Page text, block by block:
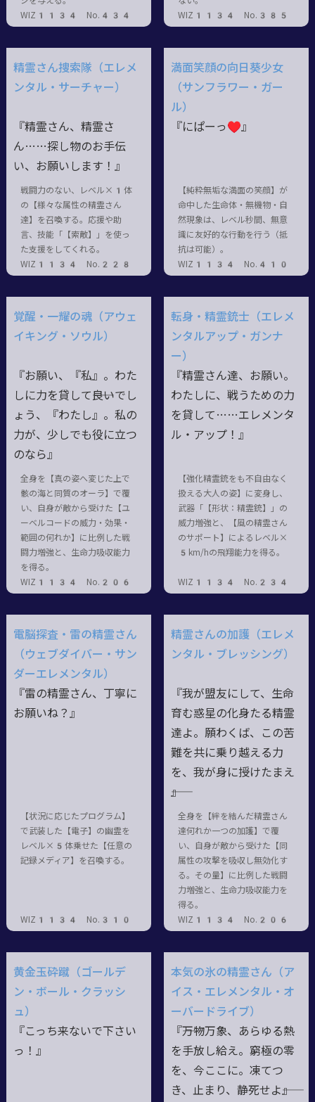
WIZ1134 No.434
WIZ1134 No.385
精霊さん捜索隊（エレメ
ンタル・サーチャー）
『精霊さん、精霊さ
ん……探し物のお手伝
い、お願いします！』
戦闘力のない、レベル×1体
の【様々な属性の精霊さん
達】を召喚する。応援や助
言、技能「【索敵】」を使っ
た支援をしてくれる。
WIZ1134 No.228
満面笑顔の向日葵少女
（サンフラワー・ガー
ル）
『にぱーっ♥』
【純粋無垢な満面の笑顔】が
命中した生命体・無機物・自
然現象は、レベル秒間、無意
識に友好的な行動を行う（抵
抗は可能）。
WIZ1134 No.410
覚醒・一耀の魂（アウェ
イキング・ソウル）
『お願い、『私』。わた
しに力を貸して――良いでし
ょう、『わたし』。私の
力が、少しでも役に立つ
のなら』
全身を【真の姿へ変じた上で
骸の海と同質のオーラ】で覆
い、自身が敵から受けた【ユ
ーベルコードの威力・効果・
範囲の何れか】に比例した戦
闘力増強と、生命力吸収能力
を得る。
WIZ1134 No.206
転身・精霊銃士（エレメ
ンタルアップ・ガンナ
ー）
『精霊さん達、お願い。
わたしに、戦うための力
を貸して……エレメンタ
ル・アップ！』
【強化精霊銃をも不自由なく
扱える大人の姿】に変身し、
武器「【形状：精霊銃】」の
威力増強と、【風の精霊さん
のサポート】によるレベル×
5km/hの飛翔能力を得る。
WIZ1134 No.234
電脳探査・雷の精霊さん
（ウェブダイバー・サン
ダーエレメンタル）
『雷の精霊さん、丁寧に
お願いね？』
【状況に応じたプログラム】
で武装した【電子】の幽霊を
レベル×5体乗せた【任意の
記録メディア】を召喚する。
WIZ1134 No.310
精霊さんの加護（エレメ
ンタル・ブレッシング）
『我が盟友にして、生命
育む惑星の化身たる精霊
達よ。願わくば、この苦
難を共に乗り越える力
を、我が身に授けたまえ
――』
全身を【絆を結んだ精霊さん
達何れか一つの加護】で覆
い、自身が敵から受けた【同
属性の攻撃を吸収し無効化す
る。その量】に比例した戦闘
力増強と、生命力吸収能力を
得る。
WIZ1134 No.206
黄金玉砕蹴（ゴールデ
ン・ボール・クラッシ
ュ）
『こっち来ないで下さい
っ！』
本気の氷の精霊さん（ア
イス・エレメンタル・オ
ーバードライブ）
『――万物万象、あらゆる熱
を手放し給え。窮極の零
を、今ここに。凍てつ
き、止まり、静死せよ――』